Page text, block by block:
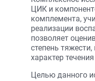
ЦИК и
комплемента,
реализации
позволяет
степень
характер
Целью данного